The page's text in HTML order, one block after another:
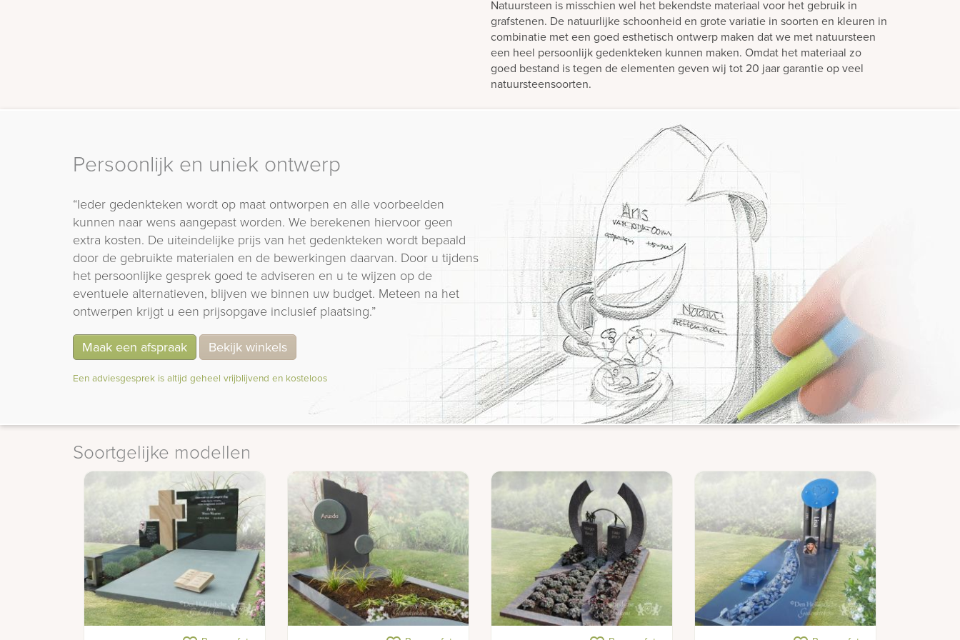
Natuursteen is misschien wel het bekendste materiaal voor het gebruik in
grafstenen. De natuurlijke schoonheid en grote variatie in soorten en kleuren in
combinatie met een goed esthetisch ontwerp maken dat we met natuursteen
een heel persoonlijk gedenkteken kunnen maken. Omdat het materiaal zo
goed bestand is tegen de elementen geven wij tot 20 jaar garantie op veel
natuursteensoorten.
Persoonlijk en uniek ontwerp
“Ieder gedenkteken wordt op maat ontworpen en alle voorbeelden
kunnen naar wens aangepast worden. We berekenen hiervoor geen
extra kosten. De uiteindelijke prijs van het gedenkteken wordt bepaald
door de gebruikte materialen en de bewerkingen daarvan. Door u tijdens
het persoonlijke gesprek goed te adviseren en u te wijzen op de
eventuele alternatieven, blijven we binnen uw budget. Meteen na het
ontwerpen krijgt u een prijsopgave inclusief plaatsing.”
Maak een afspraak Bekijk winkels
Een adviesgesprek is altijd geheel vrijblijvend en kosteloos
Soortgelijke modellen
Dubbel grafmonument van Matte grafsteen met grafkunst Grafsteen met bronzen brug Modern gedenkteken met glazen